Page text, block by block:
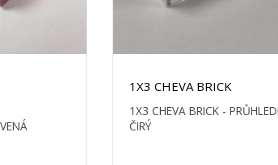
1X3 CHEVA BRICK
1X3 CHEVA BRICK -
ČIRÝ